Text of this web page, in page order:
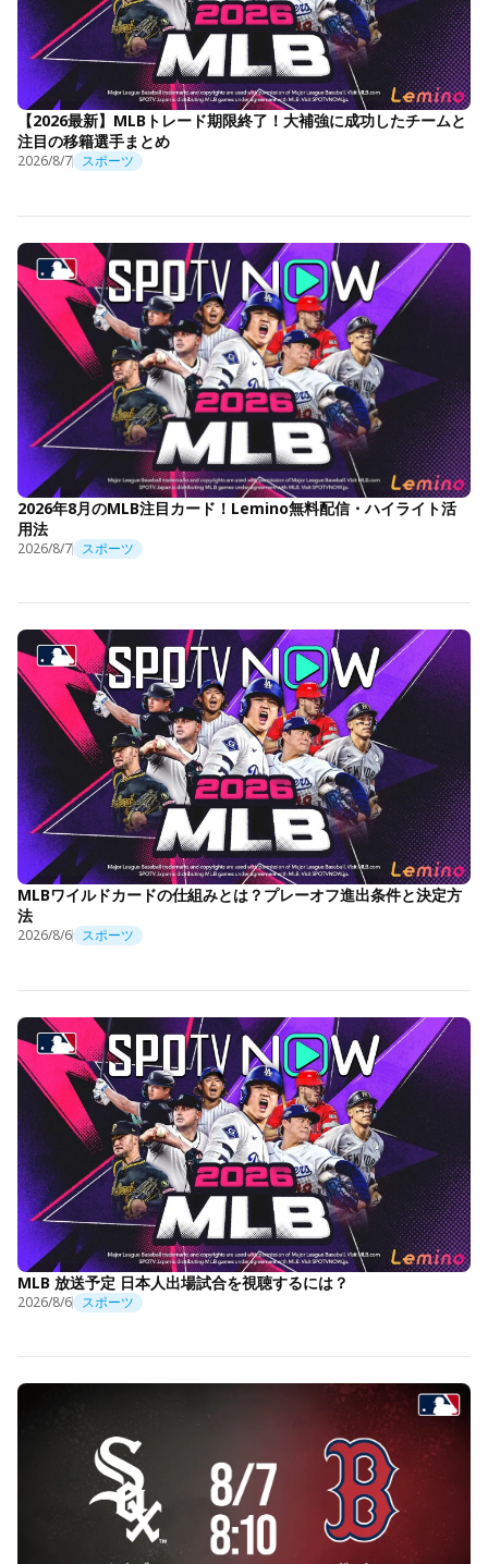
【2026最新】MLBトレード期限終了！大補強に成功したチームと
注目の移籍選手まとめ
2026/8/7 スポーツ
2026年8月のMLB注目カード！Lemino無料配信・ハイライト活
用法
2026/8/7 スポーツ
MLBワイルドカードの仕組みとは？プレーオフ進出条件と決定方
法
2026/8/6 スポーツ
MLB 放送予定 日本人出場試合を視聴するには？
2026/8/6 スポーツ